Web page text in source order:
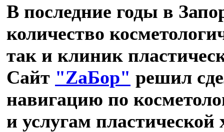
В последние годы в
количество
так и клиник
Сайт "ZаБор" решил
навигацию по
и услугам пластической